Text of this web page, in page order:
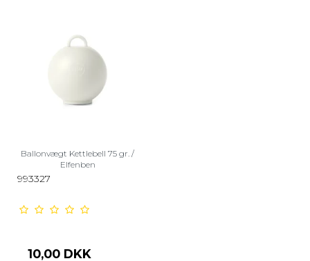
Ballonvægt Kettlebell 75 gr. /
Elfenben
993327
10,00 DKK